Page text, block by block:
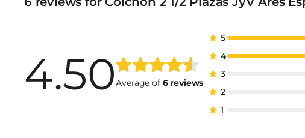
4.50
Valorado
con4.50
6
Average of 6 reviews
5
4
3
2
1